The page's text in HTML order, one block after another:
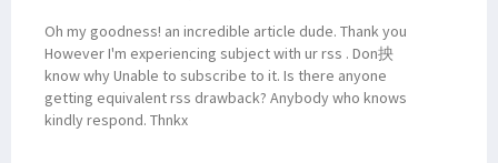
Oh my goodness! an incredible article dude. Thank you
However I'm experiencing subject with ur rss . Don抰
know why Unable to subscribe to it. Is there anyone
getting equivalent rss drawback? Anybody who knows
kindly respond. Thnkx